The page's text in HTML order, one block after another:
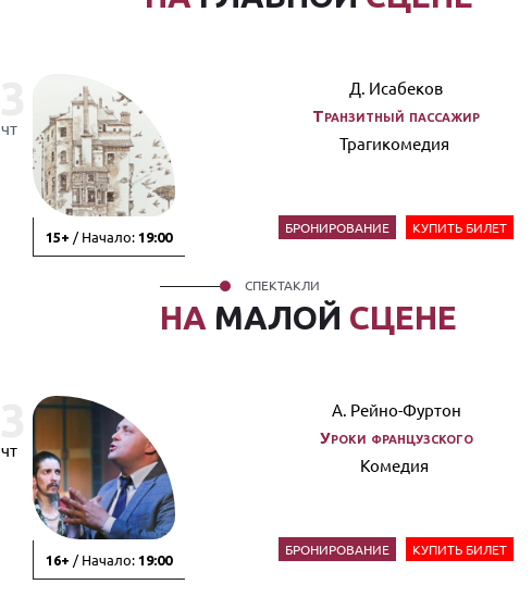
чт
15+ / Начало: 19:00
Д. Исабеков
Транзитный пассажир
Трагикомедия
БРОНИРОВАНИЕ КУПИТЬ БИЛЕТ
НА МАЛОЙ СЦЕНЕ
СПЕКТАКЛИ
чт
16+ / Начало: 19:00
А. Рейно-Фуртон
Уроки французского
Комедия
БРОНИРОВАНИЕ КУПИТЬ БИЛЕТ